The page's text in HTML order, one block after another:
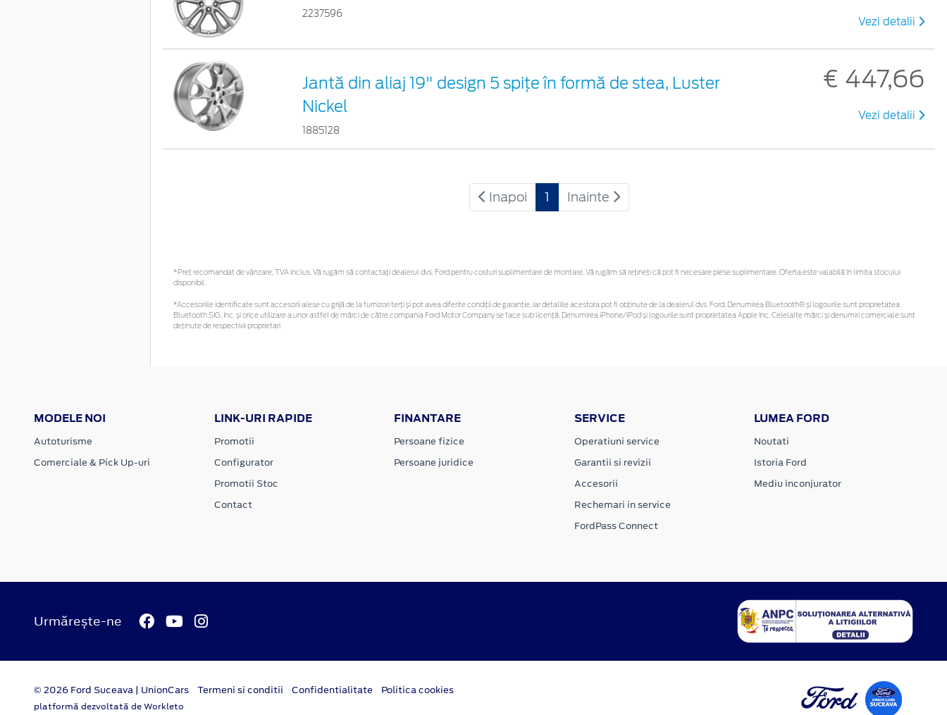
2237596
Vezi detalii
Jantă din aliaj 19" design 5 spiţe în formă de stea, Luster
Nickel
1885128
€ 447,66
Vezi detalii
Inapoi 1 Inainte
*Preţ recomandat de vânzare, TVA inclus. Vă rugăm să contactaţi dealerul dvs. Ford pentru costuri suplimentare de montare. Vă rugăm să rețineți că pot fi necesare piese suplimentare. Oferta este valabilă în limita stocului
disponibil.
*Accesoriile identificate sunt accesorii alese cu grijă de la furnizori terți și pot avea diferite condiții de garanție, iar detaliile acestora pot fi obținute de la dealerul dvs. Ford. Denumirea Bluetooth® și logourile sunt proprietatea
Bluetooth SIG, Inc. și orice utilizare a unor astfel de mărci de către compania Ford Motor Company se face sub licență. Denumirea iPhone/iPod și logourile sunt proprietatea Apple Inc. Celelalte mărci și denumiri comerciale sunt
deținute de respectivii proprietari
MODELE NOI
Autoturisme
Comerciale & Pick Up-uri
LINK-URI RAPIDE
Promotii
Configurator
Promotii Stoc
Contact
FINANTARE
Persoane fizice
Persoane juridice
SERVICE
Operatiuni service
Garantii si revizii
Accesorii
Rechemari in service
FordPass Connect
LUMEA FORD
Noutati
Istoria Ford
Mediu inconjurator
Urmărește-ne
© 2026 Ford Suceava | UnionCars Termeni si conditii Confidentialitate Politica cookies
platformă dezvoltată de Workleto